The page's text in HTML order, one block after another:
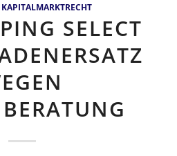
SELECT